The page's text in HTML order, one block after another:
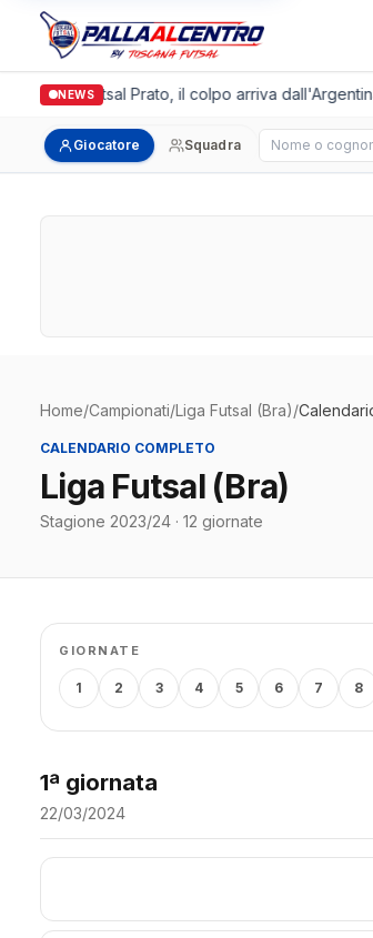
NEWS
Futsal Prato, il colpo arriva
Giocatore Squadra Cerca
Home/Campionati/Liga Futsal (Bra)/
CALENDARIO COMPLETO
Liga Futsal (Bra)
Stagione 2023/24 · 12 giornate
GIORNATE
1 2 3 4 5 6 7 8
1ª giornata
22/03/2024